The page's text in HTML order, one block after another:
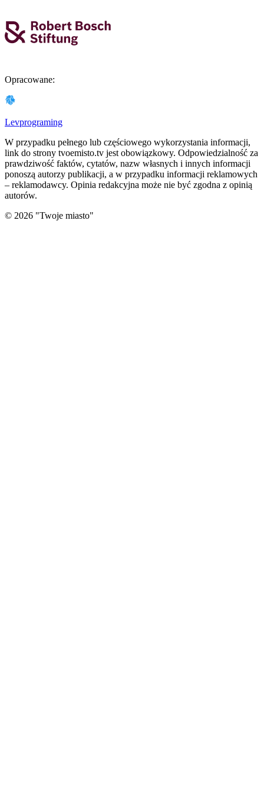
Opracowane:
Levprograming
W przypadku pełnego lub częściowego wykorzystania informacji,
link do strony tvoemisto.tv jest obowiązkowy. Odpowiedzialność za
prawdziwość faktów, cytatów, nazw własnych i innych informacji
ponoszą autorzy publikacji, a w przypadku informacji reklamowych
– reklamodawcy. Opinia redakcyjna może nie być zgodna z opinią
autorów.
© 2026 "Twoje miasto"